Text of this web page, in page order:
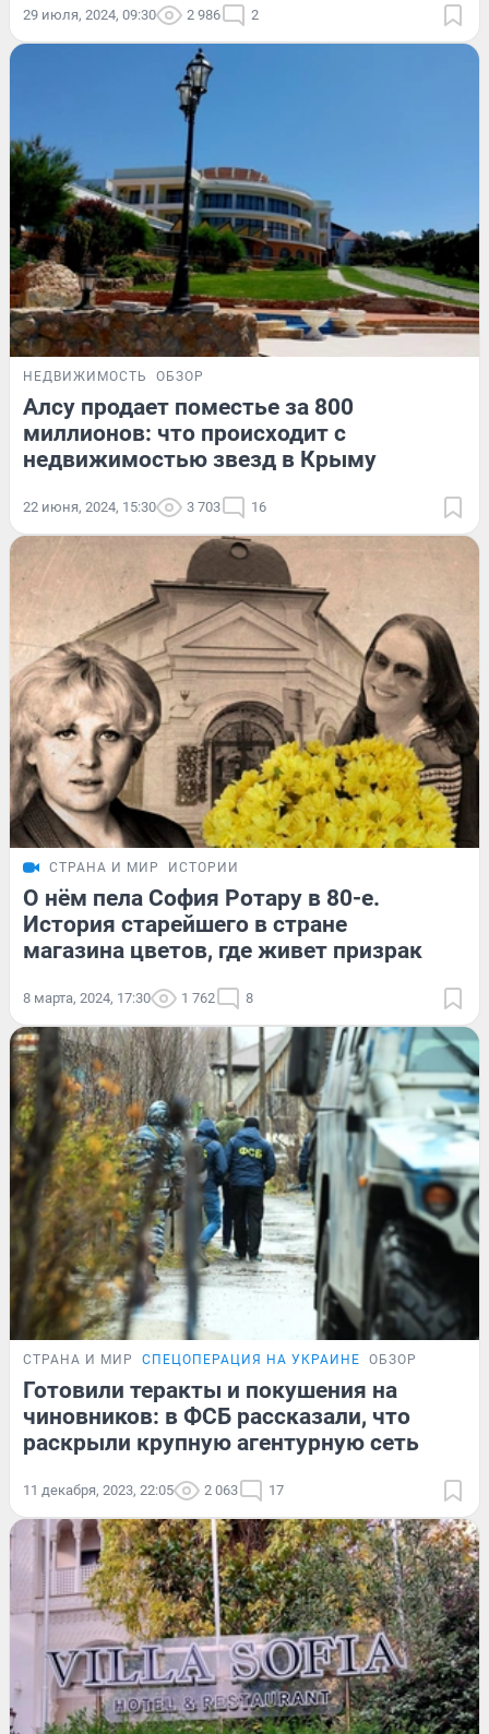
29 июля, 2024, 09:30 2 986 2
НЕДВИЖИМОСТЬ ОБЗОР
Алсу продает поместье за 800
миллионов: что происходит с
недвижимостью звезд в Крыму
22 июня, 2024, 15:30 3 703 16
СТРАНА И МИР ИСТОРИИ
О нём пела София Ротару в 80-е.
История старейшего в стране
магазина цветов, где живет призрак
8 марта, 2024, 17:30 1 762 8
СТРАНА И МИР СПЕЦОПЕРАЦИЯ НА УКРАИНЕ ОБЗОР
Готовили теракты и покушения на
чиновников: в ФСБ рассказали, что
раскрыли крупную агентурную сеть
11 декабря, 2023, 22:05 2 063 17